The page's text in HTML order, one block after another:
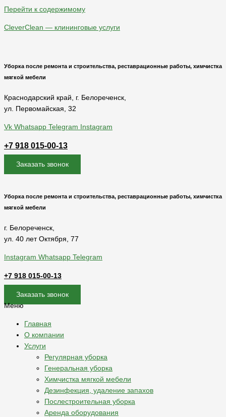
Перейти к содержимому
CleverClean — клининговые услуги
Уборка после ремонта и строительства, реставрационные работы, химчистка
мягкой мебели
Краснодарский край, г. Белореченск,
ул. Первомайская, 32
Vk Whatsapp Telegram Instagram
+7 918 015-00-13
Заказать звонок
Уборка после ремонта и строительства, реставрационные работы, химчистка
мягкой мебели
г. Белореченск,
ул. 40 лет Октября, 77
Instagram Whatsapp Telegram
+7 918 015-00-13
Заказать звонок
Меню
Главная
О компании
Услуги
Регулярная уборка
Генеральная уборка
Химчистка мягкой мебели
Дезинфекция, удаление запахов
Послестроительная уборка
Аренда оборудования